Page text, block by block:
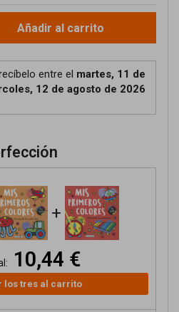
Añadir al carrito
entre el martes, 11 de
12 de agosto de 2026
+
10,44 €
los tres al carrito